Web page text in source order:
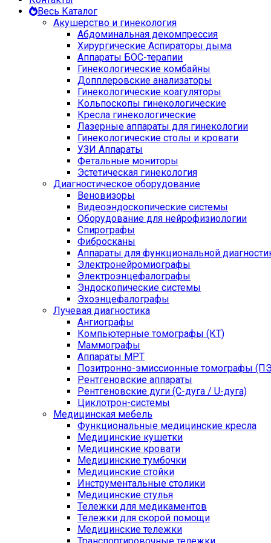
Весь Каталог
Акушерство и гинекология
Абдоминальная декомпрессия
Хирургические Аспираторы дыма
Аппараты БОС-терапии
Гинекологические комбайны
Допплеровские анализаторы
Гинекологические коагуляторы
Кольпоскопы гинекологические
Кресла гинекологические
Лазерные аппараты для гинекологии
Гинекологические столы и кровати
УЗИ Аппараты
Фетальные мониторы
Эстетическая гинекология
Диагностическое оборудование
Веновизоры
Видеоэндоскопические системы
Оборудование для нейрофизиологии
Спирографы
Фибросканы
Аппараты для функциональной
Электронейромиографы
Электроэнцефалографы
Эндоскопические системы
Эхоэнцефалографы
Лучевая диагностика
Ангиографы
Компьютерные томографы (КТ)
Маммографы
Аппараты МРТ
Позитронно-эмиссионные томографы
Рентгеновские аппараты
Рентгеновские дуги (С-дуга / U-дуга)
Циклотрон-системы
Медицинская мебель
Функциональные медицинские кресла
Медицинские кушетки
Медицинские кровати
Медицинские тумбочки
Медицинские стойки
Инструментальные столики
Медицинские стулья
Тележки для медикаментов
Тележки для скорой помощи
Медицинские тележки